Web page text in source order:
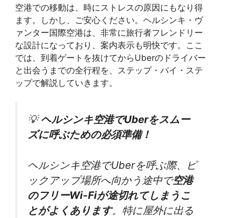
空港での移動は、時にストレスの原因にもなり得
ます。しかし、ご安心ください。ヘルシンキ・ヴ
ァンター国際空港は、非常に旅行者フレンドリー
な設計になっており、案内表示も明快です。ここ
では、到着ゲートを抜けてからUberのドライバー
と出会うまでの全行程を、ステップ・バイ・ステ
ップで解説していきます。
💡ヘルシンキ空港でUberをスムー
ズに呼ぶための必須準備！
ヘルシンキ空港でUberを呼ぶ際、ピ
ックアップ場所へ向かう途中で空港
のフリーWi-Fiが途切れてしまうこ
とがよくあります。特に屋外に出る